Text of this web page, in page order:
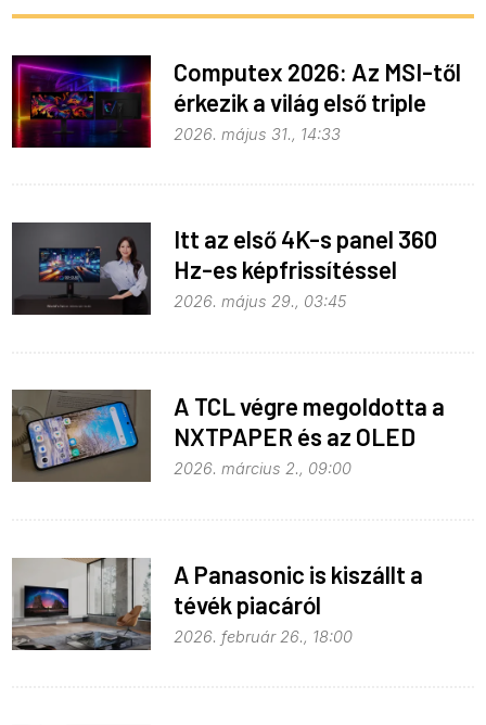
Computex 2026: Az MSI-től
érkezik a világ első triple
mode monitora
2026. május 31., 14:33
Itt az első 4K-s panel 360
Hz-es képfrissítéssel
2026. május 29., 03:45
A TCL végre megoldotta a
NXTPAPER és az OLED
házasítását
2026. március 2., 09:00
A Panasonic is kiszállt a
tévék piacáról
2026. február 26., 18:00